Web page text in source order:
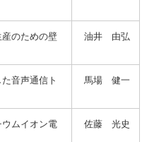
のための壁
油井 由弘
音声通信ト
馬場 健一
ムイオン電
佐藤 光史